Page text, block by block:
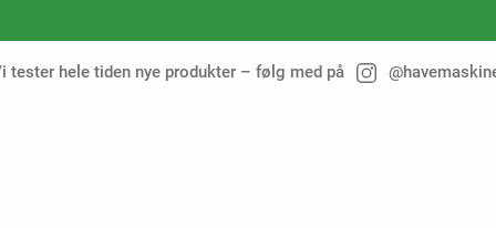
tester hele tiden nye produkter – følg med på